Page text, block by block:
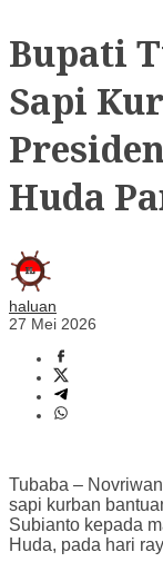
Bupati
Sapi
Huda
haluan
27 Mei 2026
Tubaba –
sapi kurban
Subianto kepada
Huda, pada hari